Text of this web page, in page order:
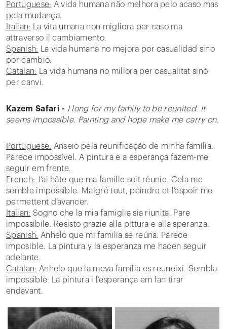
Portuguese: A vida humana não melhora pelo acaso mas
pela mudança.
Italian: La vita umana non migliora per caso ma
attraverso il cambiamento.
Spanish: La vida humana no mejora por casualidad sino
por cambio.
Catalan: La vida humana no millora per casualitat sinó
per canvi.
Kazem Safari - I long for my family to be reunited. It
seems impossible. Painting and hope make me carry on.
Portuguese: Anseio pela reunificação de minha família.
Parece impossível. A pintura e a esperança fazem-me
seguir em frente.
French: J’ai hâte que ma famille soit réunie. Cela me
semble impossible. Malgré tout, peindre et l’espoir me
permettent d’avancer.
Italian: Sogno che la mia famiglia sia riunita. Pare
impossibile. Resisto grazie alla pittura e alla speranza.
Spanish: Anhelo que mi familia se reúna. Parece
imposible. La pintura y la esperanza me hacen seguir
adelante.
Catalan: Anhelo que la meva família es reuneixi. Sembla
impossible. La pintura i l’esperança em fan tirar
endavant.